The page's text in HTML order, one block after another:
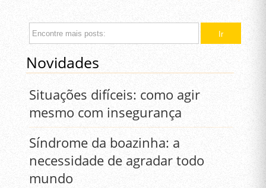
Novidades
Situações difíceis: como agir
mesmo com insegurança
Síndrome da boazinha: a
necessidade de agradar todo
mundo